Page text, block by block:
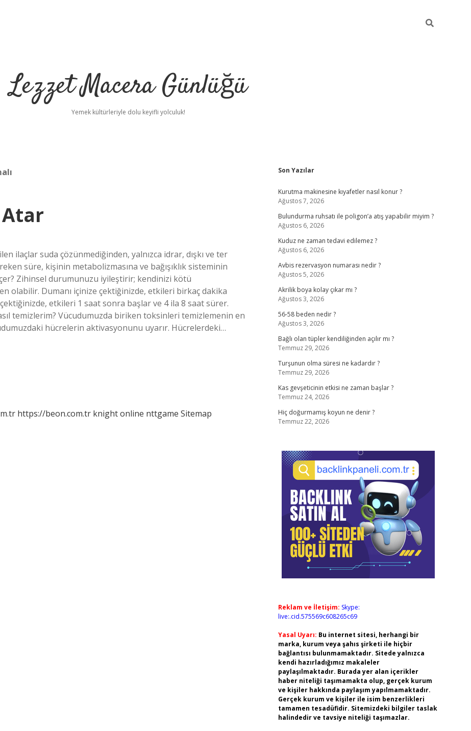
Lezzet Macera Günlüğü
Yemek kültürleriyle dolu keyifli yolculuk!
Atar
ilaçlar suda çözünmediğinden, yalnızca idrar, dışkı ve ter
süre, kişinin metabolizmasına ve bağışıklık sisteminin
Zihinsel durumunuzu iyileştirir; kendinizi kötü
olabilir. Dumanı içinize çektiğinizde, etkileri birkaç dakika
etkileri 1 saat sonra başlar ve 4 ila 8 saat sürer.
temizlerim? Vücudumuzda biriken toksinleri temizlemenin en
hücrelerin aktivasyonunu uyarır. Hücrelerdeki…
https://beon.com.tr knight online nttgame Sitemap
Sidebar
Son Yazılar
Kurutma makinesine kıyafetler nasıl konur ?
Ağustos 7, 2026
Bulundurma ruhsatı ile poligon’a atış yapabilir miyim ?
Ağustos 6, 2026
Kuduz ne zaman tedavi edilemez ?
Ağustos 6, 2026
Avbis rezervasyon numarası nedir ?
Ağustos 5, 2026
Akrilik boya kolay çıkar mı ?
Ağustos 3, 2026
56-58 beden nedir ?
Ağustos 3, 2026
Bağlı olan tüpler kendiliğinden açılır mı ?
Temmuz 29, 2026
Turşunun olma süresi ne kadardır ?
Temmuz 29, 2026
Kas gevşeticinin etkisi ne zaman başlar ?
Temmuz 24, 2026
Hiç doğurmamış koyun ne denir ?
Temmuz 22, 2026
Reklam ve İletişim: Skype:
live:.cid.575569c608265c69
Yasal Uyarı: Bu internet sitesi, herhangi bir
marka, kurum veya şahıs şirketi ile hiçbir
bağlantısı bulunmamaktadır. Sitede yalnızca
kendi hazırladığımız makaleler
paylaşılmaktadır. Burada yer alan içerikler
haber niteliği taşımamakta olup, gerçek kurum
ve kişiler hakkında paylaşım yapılmamaktadır.
Gerçek kurum ve kişiler ile isim benzerlikleri
tamamen tesadüfidir. Sitemizdeki bilgiler taslak
halindedir ve tavsiye niteliği taşımazlar.